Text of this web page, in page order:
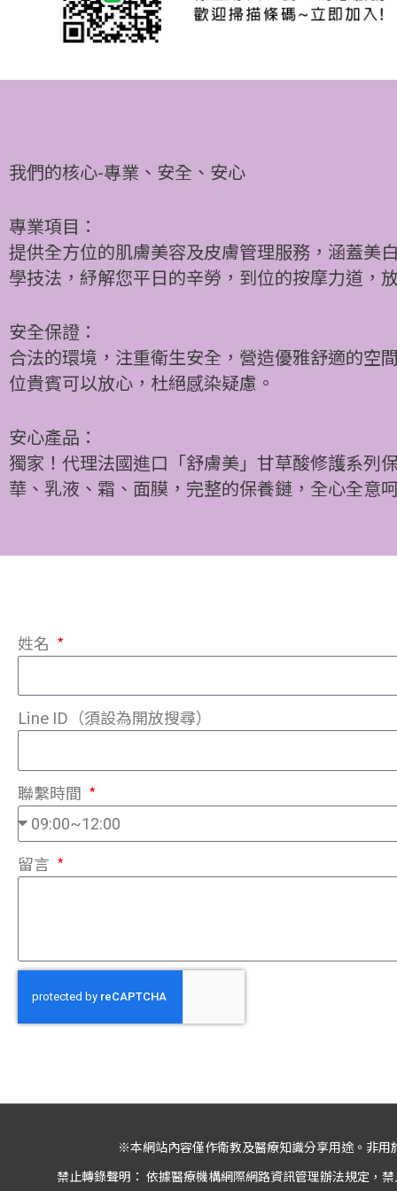
我們的核心-專業、安全、安心
專業項目：
提供全方位的肌膚美容及皮膚管理服務，涵蓋美
學技法，紓解您平日的辛勞，到位的按摩力道，
安全保證：
合法的環境，注重衛生安全，營造優雅舒適的空
位貴賓可以放心，杜絕感染疑慮。
安心產品：
獨家！代理法國進口「舒膚美」甘草酸修護系列
華、乳液、霜、面膜，完整的保養鏈，全心全意
姓名
Line ID（須設為開放搜尋）
聯繫時間
留言
※本網站內容僅作衛教及醫療知識分享用途。非
禁止轉錄聲明： 依據醫療機構網際網路資訊管理辦法規定，